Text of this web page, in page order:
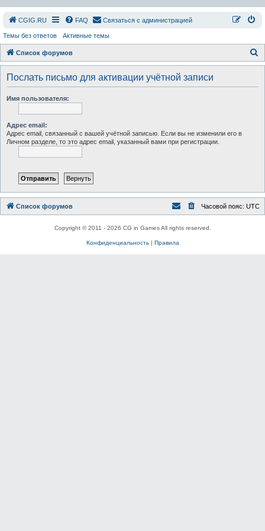
СGIG.RU FAQ Связаться с администрацией
Темы без ответов Активные темы
Список форумов
о
Послать письмо для активации учётной записи
Имя пользователя:
Адрес email:
Адрес email, связанный с вашей учётной записью. Если вы не изменили его в
Личном разделе, то это адрес email, указанный вами при регистрации.
Список форумов Часовой пояс: UTC
Copyright © 2011 - 2026 CG in Games All rights reserved.
Конфиденциальность| Правила